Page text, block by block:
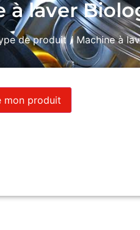
à laver
de produit / Machine à
mon produit